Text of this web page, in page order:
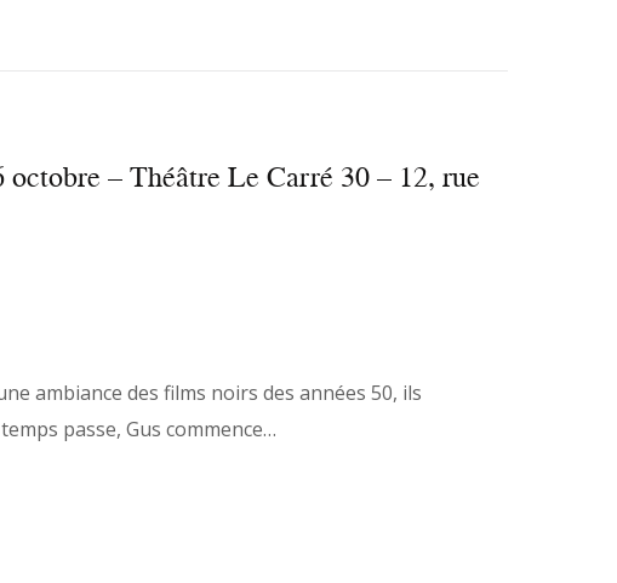
– Théâtre Le Carré 30 – 12, rue
ambiance des films noirs des années 50, ils
passe, Gus commence…